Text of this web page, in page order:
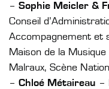
– Sophie Meicler &
Conseil
Accompagnement et
Maison de la
Malraux, Scène
– Chloé Métaireau –